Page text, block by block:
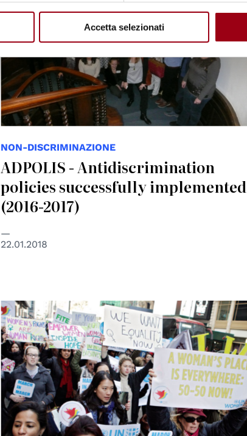
Accetta selezionati
NON-DISCRIMINAZIONE
ADPOLIS - Antidiscrimination
policies successfully implemented
(2016-2017)
22.01.2018
© UN